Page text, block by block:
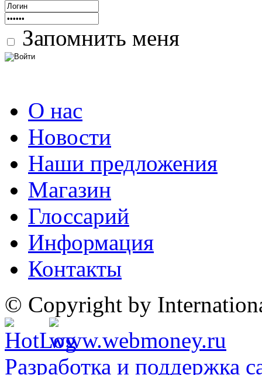
Запомнить меня
О нас
Новости
Наши предложения
Магазин
Глоссарий
Информация
Контакты
© Copyright by
Разработка и поддержка